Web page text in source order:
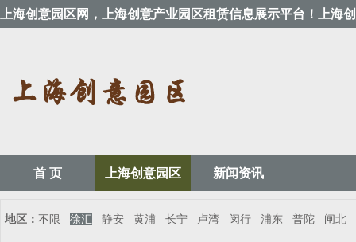
上海创意园区网，上海创意产业园区租赁信息展示平台！上
首 页 上海创意园区 新闻资讯
地区： 不限 徐汇 静安 黄浦 长宁 卢湾 闵行 浦东 普陀 闸北